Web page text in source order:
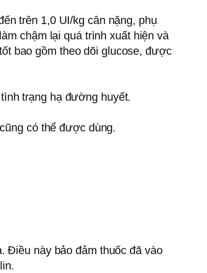
trên 1,0 UI/kg cân nặng, phụ
chậm lại quá trình xuất hiện và
bao gồm theo dõi glucose, được
trạng hạ đường huyết.
có thể được dùng.
Ðiều này bảo đảm thuốc đã vào